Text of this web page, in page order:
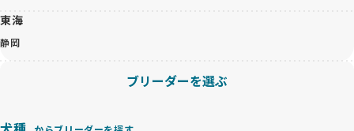
東海
静岡
ブリーダーを選ぶ